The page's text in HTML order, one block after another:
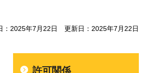
：2025年7月22日 更新日：2025年7月22日
許可関係